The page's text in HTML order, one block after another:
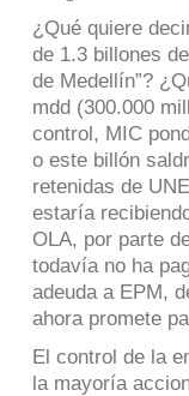
¿Qué quiere
de 1.3 billones
de Medellín”?
mdd (300.000
control, MIC
o este billón
retenidas de
estaría
OLA, por parte
todavía no ha
adeuda a EPM,
ahora promete
El control de la
la mayoría